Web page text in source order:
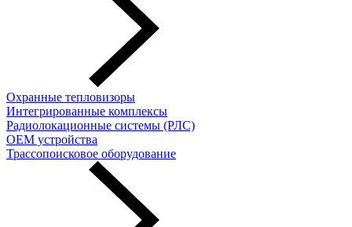
Охранные тепловизоры
Интегрированные комплексы
Радиолокационные системы (РЛС)
OEM устройства
Трассопоисковое оборудование